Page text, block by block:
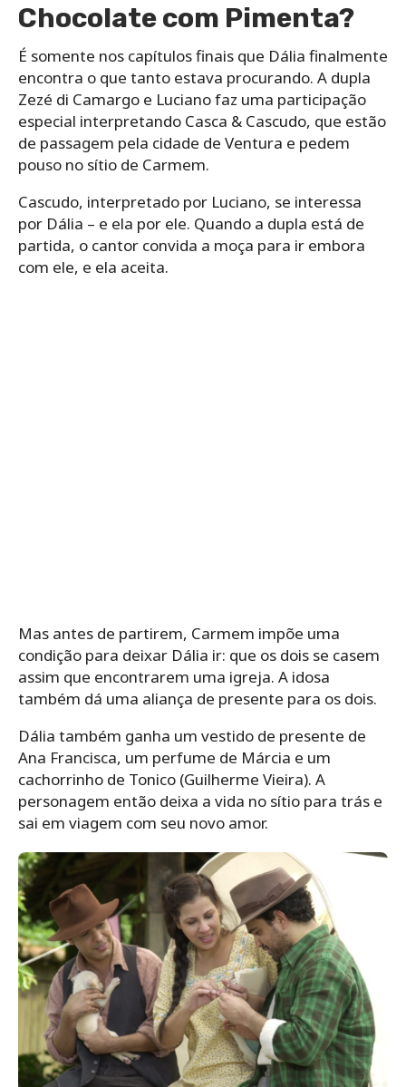
Chocolate com Pimenta?
É somente nos capítulos finais que Dália finalmente
encontra o que tanto estava procurando. A dupla
Zezé di Camargo e Luciano faz uma participação
especial interpretando Casca & Cascudo, que estão
de passagem pela cidade de Ventura e pedem
pouso no sítio de Carmem.
Cascudo, interpretado por Luciano, se interessa
por Dália – e ela por ele. Quando a dupla está de
partida, o cantor convida a moça para ir embora
com ele, e ela aceita.
Mas antes de partirem, Carmem impõe uma
condição para deixar Dália ir: que os dois se casem
assim que encontrarem uma igreja. A idosa
também dá uma aliança de presente para os dois.
Dália também ganha um vestido de presente de
Ana Francisca, um perfume de Márcia e um
cachorrinho de Tonico (Guilherme Vieira). A
personagem então deixa a vida no sítio para trás e
sai em viagem com seu novo amor.